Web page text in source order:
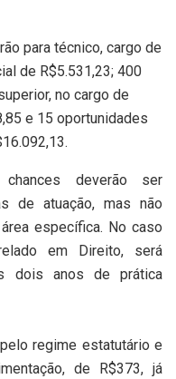
para técnico, cargo de
de R$5.531,23; 400
no cargo de
e 15 oportunidades
deverão ser
de atuação, mas não
específica. No caso
em Direito, será
dois anos de prática
regime estatutário e
de R$373, já